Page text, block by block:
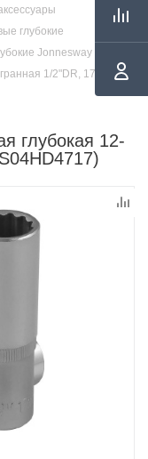
глубокие
Jonnesway
1/2"DR, 17 мм
глубокая 12-